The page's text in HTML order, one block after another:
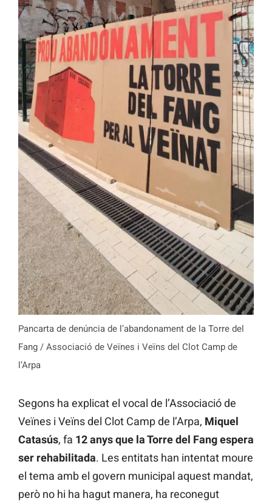
Pancarta de denúncia de l’abandonament de la Torre del
Fang / Associació de Veïnes i Veïns del Clot Camp de
l’Arpa
Segons ha explicat el vocal de l’Associació de
Veïnes i Veïns del Clot Camp de l’Arpa, Miquel
Catasús, fa 12 anys que la Torre del Fang espera
ser rehabilitada. Les entitats han intentat moure
el tema amb el govern municipal aquest mandat,
però no hi ha hagut manera, ha reconegut